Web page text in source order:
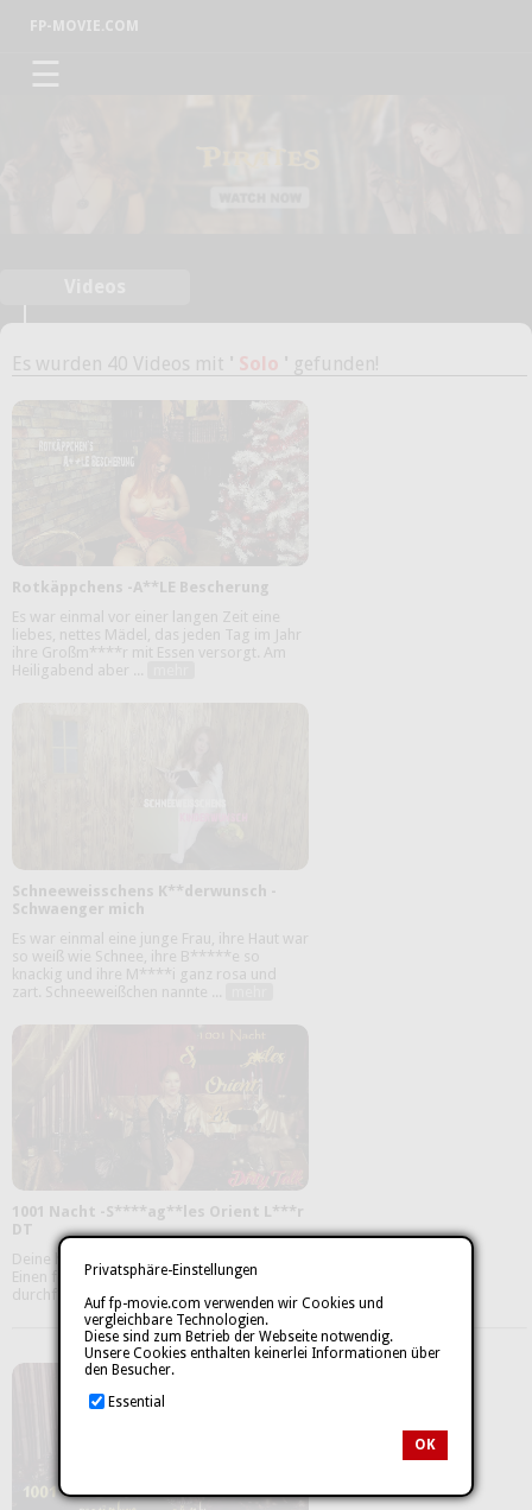
FP-MOVIE.COM
☰
Privatsphäre-Einstellungen
Auf fp-movie.com verwenden wir Cookies und
vergleichbare Technologien.
Diese sind zum Betrieb der Webseite notwendig.
Unsere Cookies enthalten keinerlei Informationen über
den Besucher.
Essential
OK
Es wurden 40 Videos mit ' Solo ' gefunden!
Rotkäppchens -A**LE Bescherung
Es war einmal vor einer langen Zeit eine
liebes, nettes Mädel, das jeden Tag im Jahr
ihre Großm****r mit Essen versorgt. Am
Heiligabend aber ...
Schneeweisschens K**derwunsch -
Schwaenger mich
Es war einmal eine junge Frau, ihre Haut war
so weiß wie Schnee, ihre B*****e so
knackig und ihre M****i ganz rosa und
zart. Schneeweißchen nannte ...
1001 Nacht -S****ag**les Orient L***r
DT
Deine heiße Orient Prinzessin will nur eines:
Einen fetten, s***fen S*****z der sie heftig
durchf**kt. Bist du bereit ...